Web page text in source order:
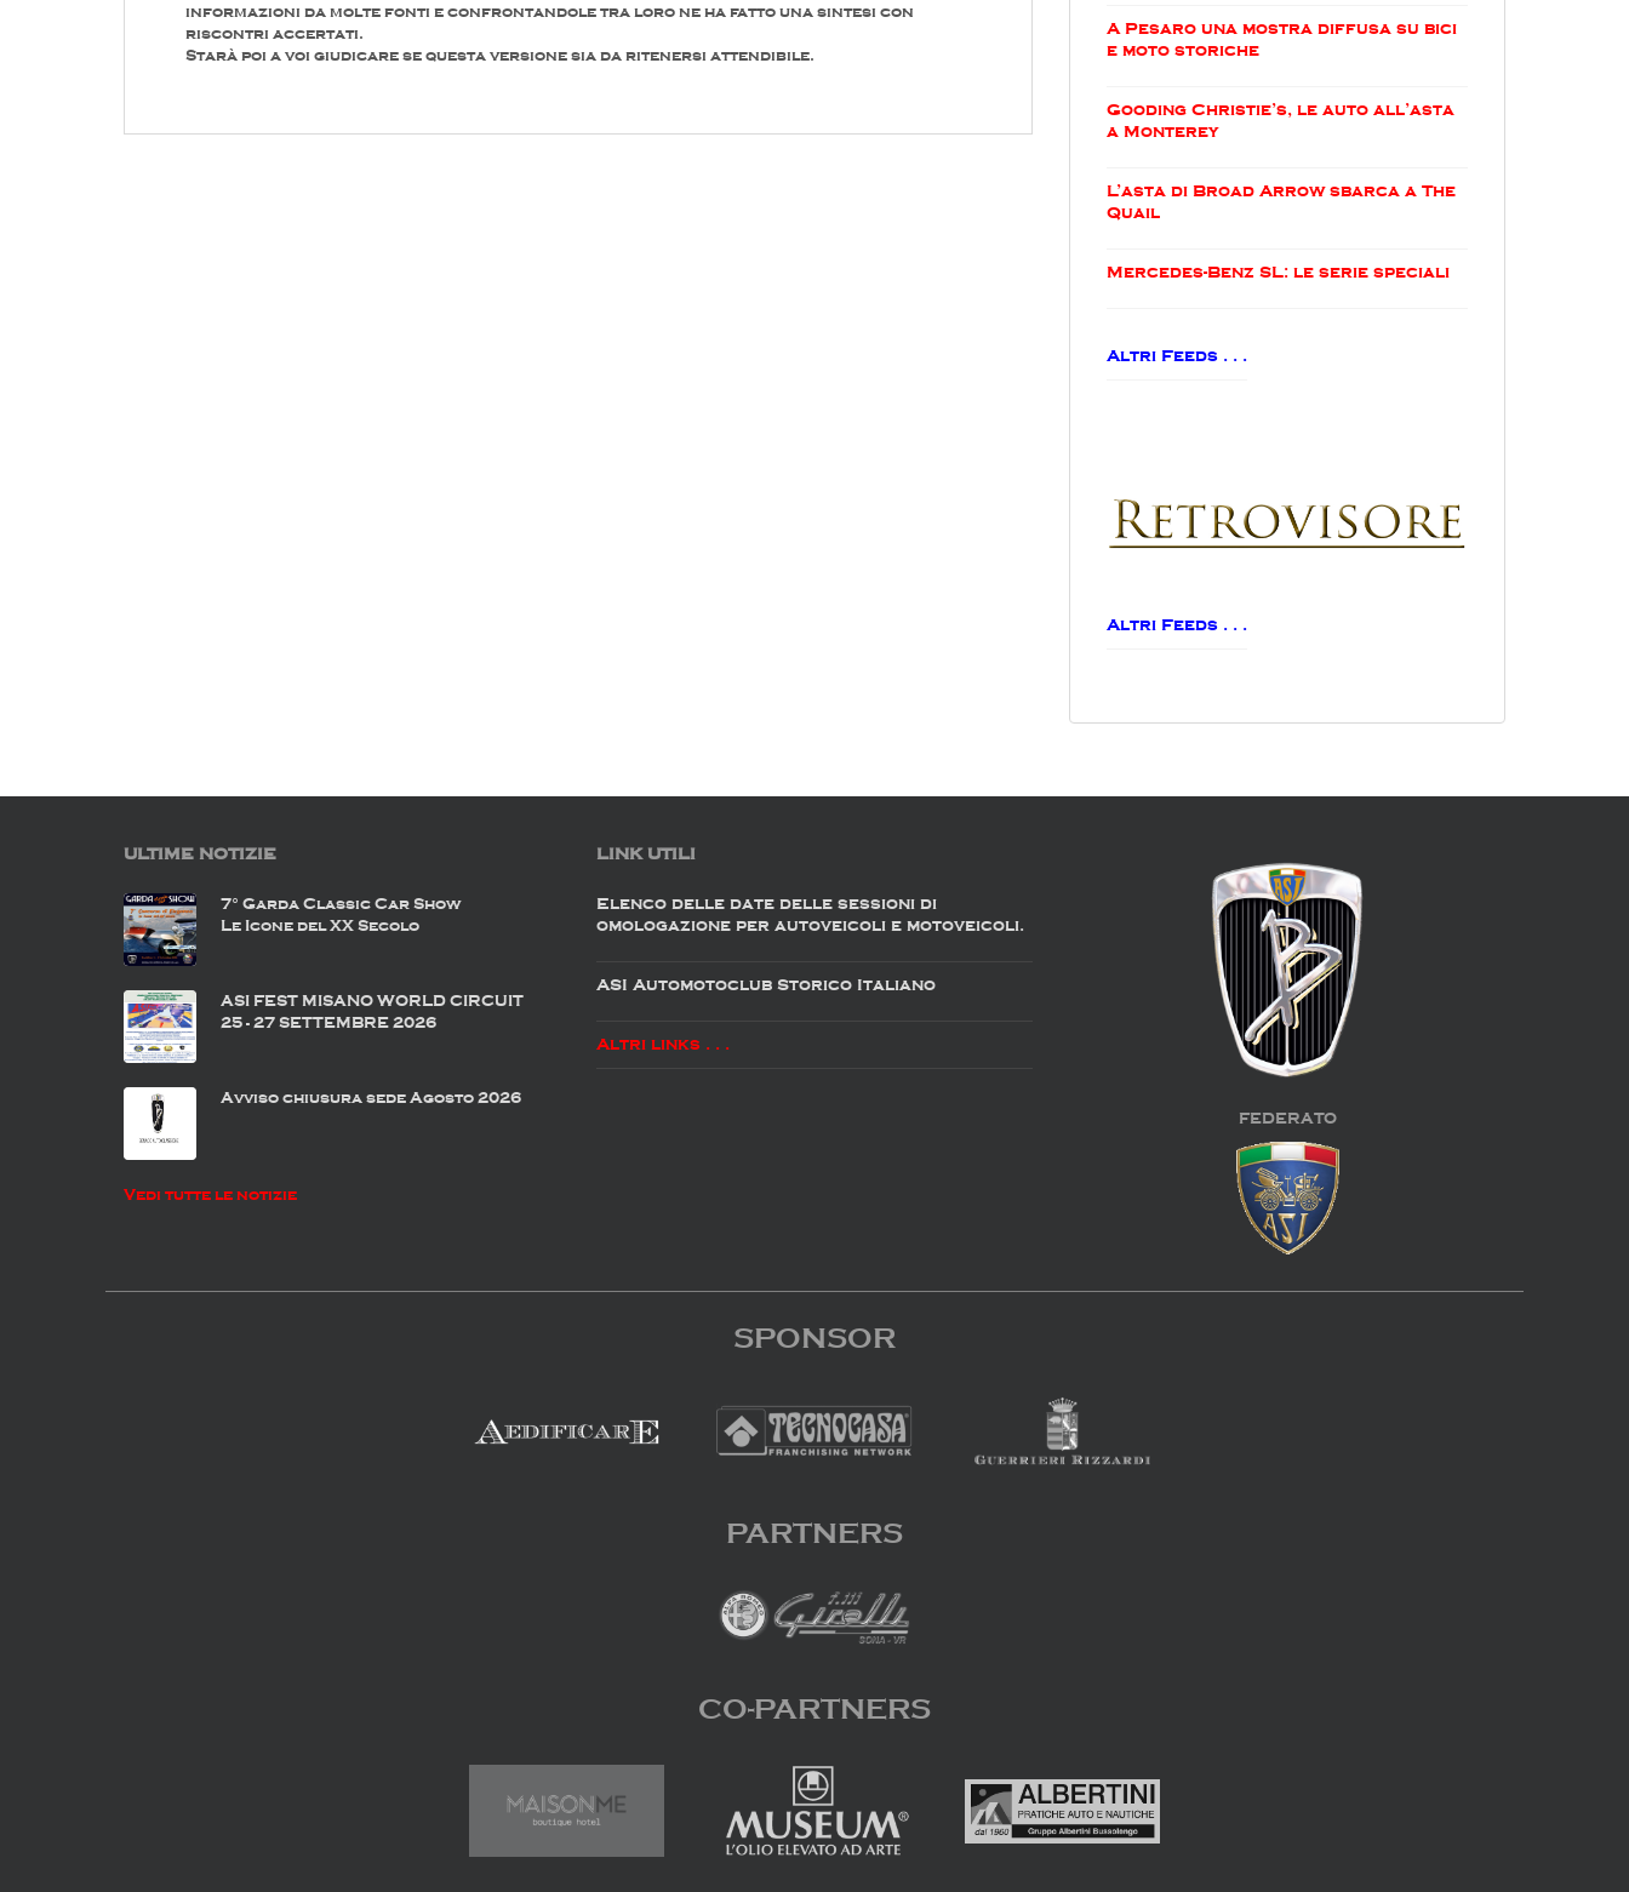
informazioni da molte fonti e confrontandole tra loro ne ha fatto una sintesi con
riscontri accertati.
Starà poi a voi giudicare se questa versione sia da ritenersi attendibile.
A Pesaro una mostra diffusa su bici
e moto storiche
Gooding Christie’s, le auto all’asta
a Monterey
L’asta di Broad Arrow sbarca a The
Quail
Mercedes-Benz SL: le serie speciali
Altri Feeds . . .
Altri Feeds . . .
ULTIME NOTIZIE
7° Garda Classic Car Show
Le Icone del XX Secolo
ASI FEST MISANO WORLD CIRCUIT
25 - 27 SETTEMBRE 2026
Avviso chiusura sede Agosto 2026
Vedi tutte le notizie
LINK UTILI
Elenco delle date delle sessioni di
omologazione per autoveicoli e motoveicoli.
ASI Automotoclub Storico Italiano
Altri links . . .
FEDERATO
SPONSOR
PARTNERS
CO-PARTNERS